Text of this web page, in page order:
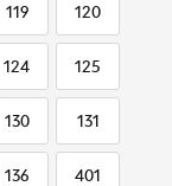
119 120
124 125
130 131
136 401